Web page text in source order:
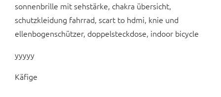
sonnenbrille mit sehstärke, chakra übersicht,
schutzkleidung fahrrad, scart to hdmi, knie und
ellenbogenschützer, doppelsteckdose, indoor bicycle
yyyyy
Käfige